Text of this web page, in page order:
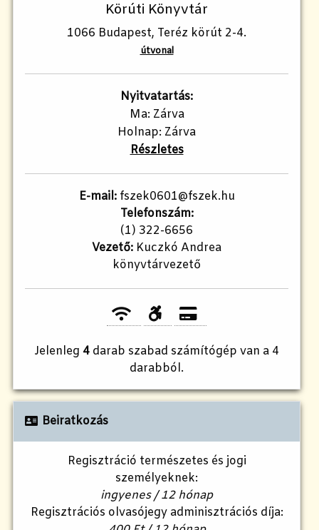
Körúti Könyvtár
1066 Budapest, Teréz körút 2-4.
útvonal
Nyitvatartás:
Ma: Zárva
Holnap: Zárva
Részletes
E-mail:fszek0601@fszek.hu
Telefonszám:
(1) 322-6656
Vezető: Kuczkó Andrea
könyvtárvezető
Jelenleg 4 darab szabad számítógép van a 4
darabból.
Beiratkozás
Regisztráció természetes és jogi
személyeknek:
ingyenes / 12 hónap
Regisztrációs olvasójegy adminisztrációs díja: